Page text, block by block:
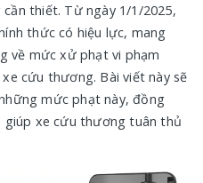
thiết. Từ ngày 1/1/2025,
thức có hiệu lực, mang
về mức xử phạt vi phạm
cứu thương. Bài viết này sẽ
mức phạt này, đồng
xe cứu thương tuân thủ